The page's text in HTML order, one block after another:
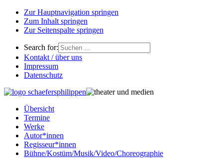
Zur Hauptnavigation springen
Zum Inhalt springen
Zur Seitenspalte springen
Search for:
Kontakt / über uns
Impressum
Datenschutz
Übersicht
Termine
Werke
Autor*innen
Regisseur*innen
Bühne/Kostüm/Musik/Video/Choreographie